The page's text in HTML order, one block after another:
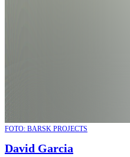
FOTO: BARSK PROJECTS
David Garcia